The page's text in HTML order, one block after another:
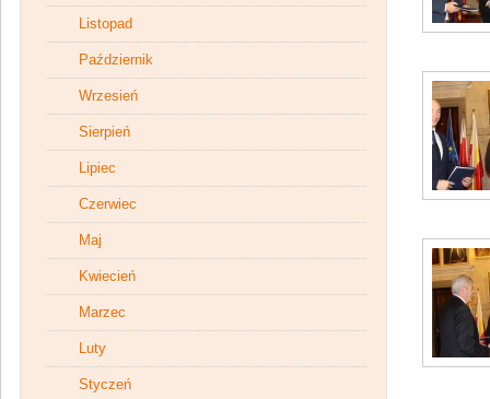
Listopad
Październik
Wrzesień
Sierpień
Lipiec
Czerwiec
Maj
Kwiecień
Marzec
Luty
Styczeń